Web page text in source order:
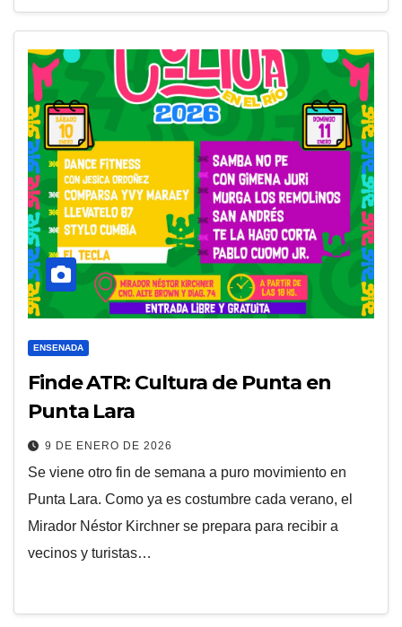
ENSENADA
Finde ATR: Cultura de Punta en
Punta Lara
9 DE ENERO DE 2026
Se viene otro fin de semana a puro movimiento en
Punta Lara. Como ya es costumbre cada verano, el
Mirador Néstor Kirchner se prepara para recibir a
vecinos y turistas…